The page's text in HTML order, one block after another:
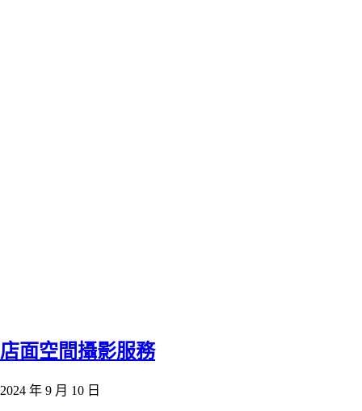
店面空間攝影服務
2024 年 9 月 10 日